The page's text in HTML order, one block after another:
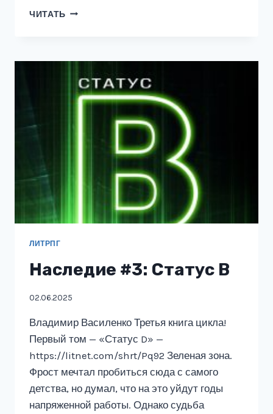
ЧИТАТЬ НАСЛЕДИЕ
ЛИТРПГ
Наследие #3: Статус B
02.06.2025
Владимир Василенко Третья книга цикла!
Первый том — «Статус D» —
https://litnet.com/shrt/Pq92 Зеленая зона.
Фрост мечтал пробиться сюда с самого
детства, но думал, что на это уйдут годы
напряженной работы. Однако судьба